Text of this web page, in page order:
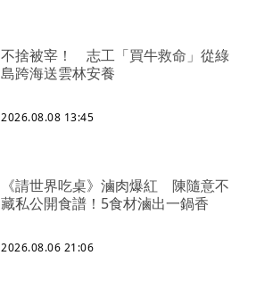
不捨被宰！ 志工「買牛救命」從綠
島跨海送雲林安養
2026.08.08 13:45
《請世界吃桌》滷肉爆紅 陳隨意不
藏私公開食譜！5食材滷出一鍋香
2026.08.06 21:06